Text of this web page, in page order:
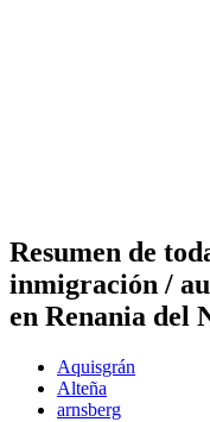
Resumen de
inmigración /
en Renania del
Aquisgrán
Alteña
arnsberg